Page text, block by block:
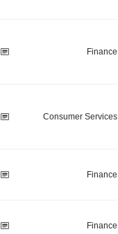
Finance
Consumer Services
Finance
Finance